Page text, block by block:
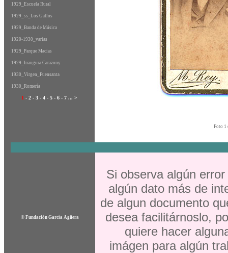
1929_Escuela Rural
1929_ss_Los Gallos
1929_Banda de Música
1920-1930_varias
1929_Parque Macias
1929_Inaugura Carazony
1930_Virgen_Fuensanta
1930_Romería
1 - 2 - 3 - 4 - 5 - 6 - 7 ... >
Foto 1
© Fundación García Agüera
Si observa algún
algún dato más de
de algun documento
desea facilitárnoslo,
quiere hacer
imágen para algún